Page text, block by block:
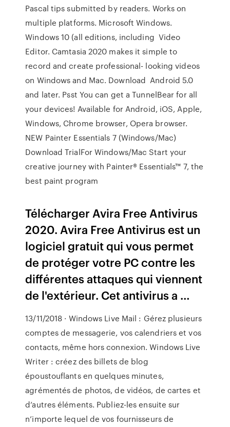
Pascal tips submitted by readers. Works on
multiple platforms. Microsoft Windows.
Windows 10 (all editions, including Video
Editor. Camtasia 2020 makes it simple to
record and create professional- looking videos
on Windows and Mac. Download Android 5.0
and later. Psst You can get a TunnelBear for all
your devices! Available for Android, iOS, Apple,
Windows, Chrome browser, Opera browser.
NEW Painter Essentials 7 (Windows/Mac)
Download TrialFor Windows/Mac Start your
creative journey with Painter® Essentials™ 7, the
best paint program
Télécharger Avira Free Antivirus
2020. Avira Free Antivirus est un
logiciel gratuit qui vous permet
de protéger votre PC contre les
différentes attaques qui viennent
de l'extérieur. Cet antivirus a …
13/11/2018 · Windows Live Mail : Gérez plusieurs
comptes de messagerie, vos calendriers et vos
contacts, même hors connexion. Windows Live
Writer : créez des billets de blog
époustouflants en quelques minutes,
agrémentés de photos, de vidéos, de cartes et
d’autres éléments. Publiez-les ensuite sur
n’importe lequel de vos fournisseurs de